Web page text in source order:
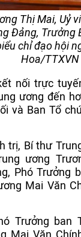
Thị Mai, Uỷ
Đảng, Trưởng
chỉ đạo hội
Hoa/TTXVN
nối trực
ương đến
và Ban Tổ
trị, Bí thư
ương
Phó Trưởng
Mai Văn
Trưởng ban
Mai Văn